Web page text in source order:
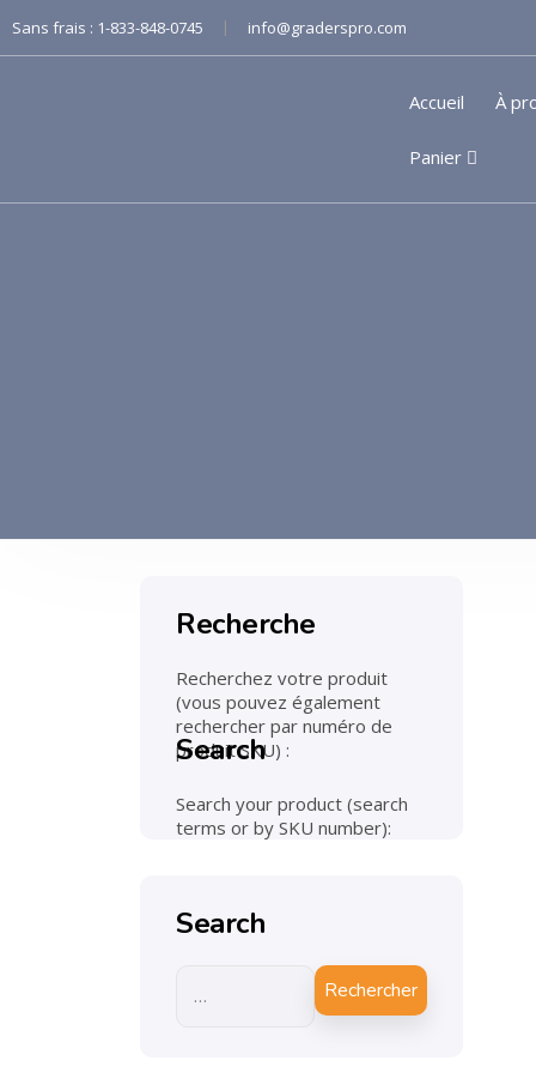
Sans frais : 1-833-848-0745 | info@graderspro.com
Accueil À
Panier
Recherche
Recherchez votre produit
(vous pouvez également
rechercher par numéro de
produit SKU) :
Search
Search your product (search
terms or by SKU number):
Search
Rechercher